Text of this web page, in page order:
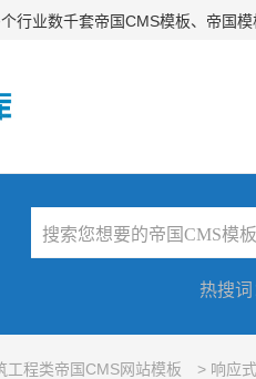
行业数千套帝国CMS模板、帝国模
热搜词
工程类帝国CMS网站模板 > 响应